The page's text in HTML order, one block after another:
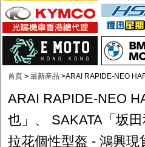
首頁 > 最新産品 >ARAI RAPIDE-NEO
ARAI RAPIDE-NEO
也」、 SAKATA「坂
拉花個性型盔 - 鴻興現